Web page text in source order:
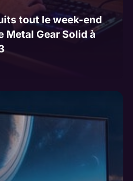
tout le week-end
Metal Gear Solid à